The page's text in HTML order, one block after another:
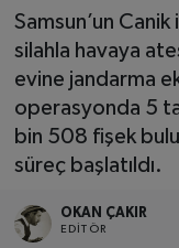
Samsun’un
silahla havaya
evine jandarma
operasyonda 5
bin 508 fişek
süreç başlatıldı.
OKAN ÇAKIR
EDITÖR
SPOR
EKONOMİ
TEKNOLOJİ
YAŞAM